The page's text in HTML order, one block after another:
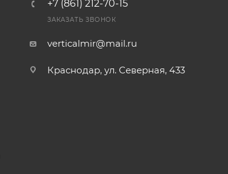
+7 (861) 212-70-15
ЗАКАЗАТЬ ЗВОНОК
verticalmir@mail.ru
Краснодар, ул. Северная, 433